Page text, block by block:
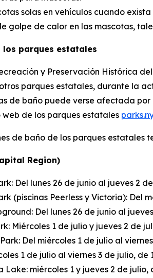
solas en vehículos cuando
golpe de calor en las mascotas,
parques estatales
y Preservación Histórica
parques estatales, durante la
de baño puede verse afectada
web de los parques estatales
de baño de los parques estatales
Region)
Del lunes 26 de junio al jueves 2
(piscinas Peerless y Victoria): Del
Del lunes 26 de junio al
Miércoles 1 de julio y jueves 2 de
Del miércoles 1 de julio al
1 de julio al viernes 3 de julio, de
miércoles 1 y jueves 2 de julio,